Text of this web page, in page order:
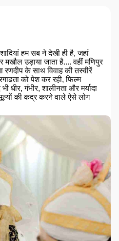
हम सब ने देखी ही है, जहां
उड़ाया जाता है.... वहीं मणिपुर
रणदीप के साथ विवाह की तस्वीरें
को पेश कर रही, फिल्म
धीर, गंभीर, शालीनता और मर्यादा
की कद्र करने वाले ऐसे लोग